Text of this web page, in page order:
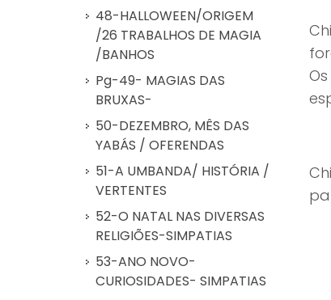
48-HALLOWEEN/ORIGEM
/26 TRABALHOS DE MAGIA
/BANHOS
Pg-49- MAGIAS DAS
BRUXAS-
50-DEZEMBRO, MÊS DAS
YABÁS / OFERENDAS
51-A UMBANDA/ HISTÓRIA /
VERTENTES
52-O NATAL NAS DIVERSAS
RELIGIÕES-SIMPATIAS
53-ANO NOVO-
CURIOSIDADES- SIMPATIAS